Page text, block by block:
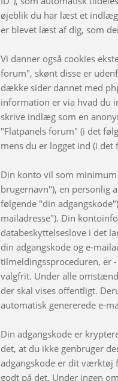
øjeblik du har læst et
er blevet læst af dig, som
Vi danner også cookies
forum", skønt disse er
dække sider dannet med
information er via hvad du
skrive indlæg som en
"Flatpanels forum" (i det
mens du er logget ind (i
Din konto vil som
brugernavn"), en personlig
følgende "din
mailadresse"). Din
databeskyttelseslove i det
din adgangskode og e-
tilmeldingssproceduren, er
valgfrit. Under alle
der skal vises offentligt.
automatisk genererede e-
Din adgangskode er
det, at du ikke genbruger
adgangskode er dit værktøj
godt på det. Under ingen